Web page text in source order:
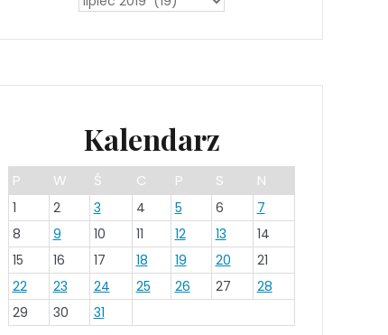
Kalendarz
P W Ś C P S N
1 2 3 4 5 6
7
8
9 10 11 12 13
14
15
16 17 18 19 20
21
22
23 24 25 26 27
28
29
30 31